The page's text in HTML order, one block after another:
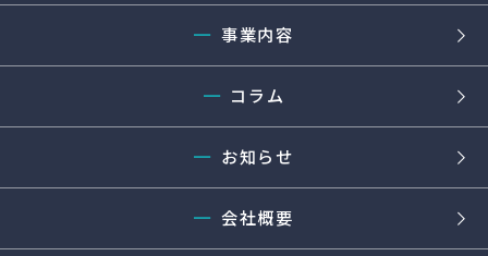
━ 事業内容
━ コラム
━ お知らせ
━ 会社概要